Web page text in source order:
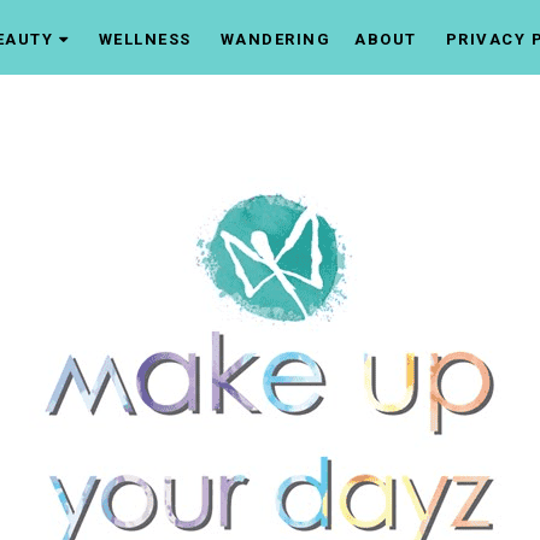
WELLNESS WANDERING ABOUT PRIVACY